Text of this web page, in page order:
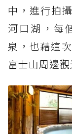
中，進行拍
河口湖，每
泉，也藉這
富士山周邊